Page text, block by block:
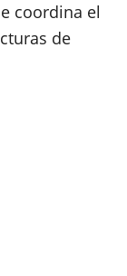
coordina el
de